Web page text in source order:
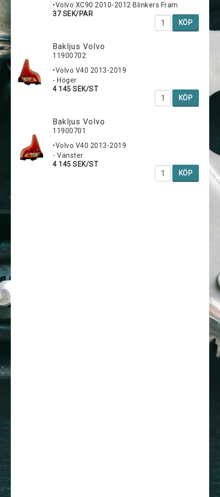
•Volvo XC90 2010-2012 Blinkers Fram
37 SEK/PAR
KÖP
Bakljus Volvo
11900702
•Volvo V40 2013-2019
- Höger
4 145 SEK/ST
KÖP
Bakljus Volvo
11900701
•Volvo V40 2013-2019
- Vänster
4 145 SEK/ST
KÖP